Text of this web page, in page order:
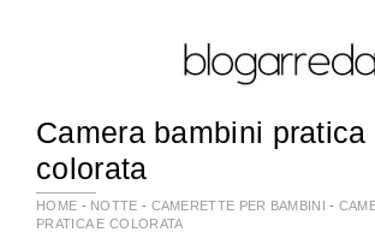
Camera bambini pratica
colorata
HOME - NOTTE - CAMERETTE PER BAMBINI -
PRATICA E COLORATA